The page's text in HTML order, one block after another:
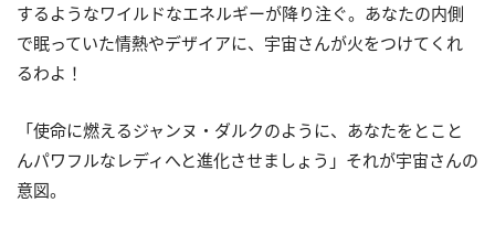
するようなワイルドなエネルギーが降り注ぐ。あなたの内側
で眠っていた情熱やデザイアに、宇宙さんが火をつけてくれ
るわよ！
「使命に燃えるジャンヌ・ダルクのように、あなたをとこと
んパワフルなレディへと進化させましょう」それが宇宙さんの
意図。